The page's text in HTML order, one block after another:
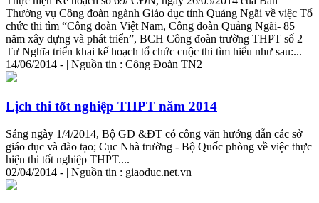
Thường vụ Công đoàn ngành Giáo dục tỉnh Quảng Ngãi về việc Tổ
chức thi tìm “Công đoàn Việt Nam, Công đoàn Quảng Ngãi- 85
năm xây dựng và phát triển”, BCH Công đoàn trường THPT số 2
Tư Nghĩa triển khai kế hoạch tổ chức cuộc thi tìm hiểu như sau:...
14/06/2014 - | Nguồn tin : Công Đoàn TN2
Lịch thi tốt nghiệp THPT năm 2014
Sáng ngày 1/4/2014, Bộ GD &ĐT có công văn hướng dẫn các sở
giáo dục và đào tạo; Cục Nhà trường - Bộ Quốc phòng về việc thực
hiện thi tốt nghiệp THPT....
02/04/2014 - | Nguồn tin : giaoduc.net.vn